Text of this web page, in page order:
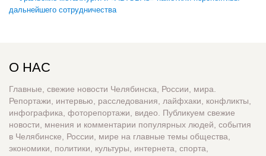
дальнейшего сотрудничества
О НАС
Главные, свежие новости Челябинска, России, мира.
Репортажи, интервью, расследования, лайфхаки, конфликты,
инфографика, фоторепортажи, видео. Публикуем свежие
новости, мнения и комментарии популярных людей, события
в Челябинске, России, мире на главные темы общества,
экономики, политики, культуры, интернета, спорта,